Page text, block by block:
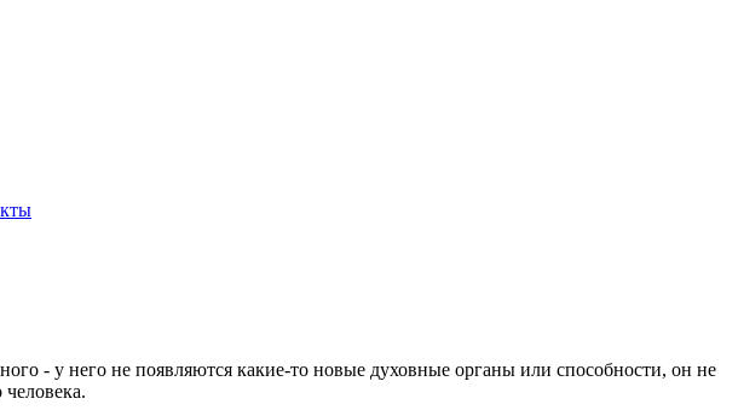
- у него не появляются какие-то новые духовные органы или способности, он не